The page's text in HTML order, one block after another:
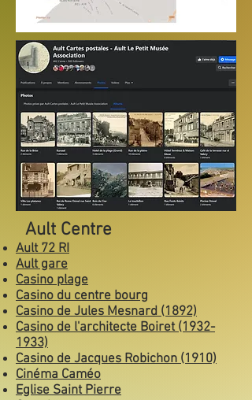
Ault Centre
Ault 72 RI
Ault gare
Casino plage
Casino du centre bourg
Casino de Jules Mesnard (1892)
Casino de l'architecte Boiret (1932-
1933)
Casino de Jacques Robichon (1910)
Cinéma Caméo
Eglise Saint Pierre